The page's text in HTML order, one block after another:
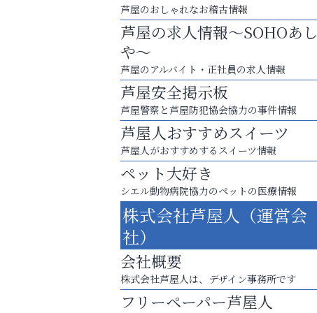
お子さまにも大人にも、優しく寄り添う
OTTO南芦屋浜皮膚科クリニック、開院！
おそうじ本舗芦屋東
芦屋のおしゃれなお稽古情報
芦屋の求人情報～SOHOあし
や～
芦屋のアルバイト・正社員の求人情報
芦屋安全掲示板
芦屋警察と芦屋防犯協会協力の事件情報
芦屋人おすすめスイーツ
芦屋人がおすすめするスイーツ情報
ペット大好き
シエル動物病院協力のペットの医療情報
株式会社芦屋人（運営会
社）
会社概要
株式会社芦屋人は、デザイン事務所です
フリーペーパー芦屋人